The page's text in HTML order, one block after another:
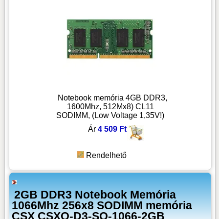
Notebook memória 4GB DDR3,
1600Mhz, 512Mx8) CL11
SODIMM, (Low Voltage 1,35V!)
Ár 4 509 Ft
Rendelhető
2GB DDR3 Notebook Memória
1066Mhz 256x8 SODIMM memória
CSX CSXO-D3-SO-1066-2GB